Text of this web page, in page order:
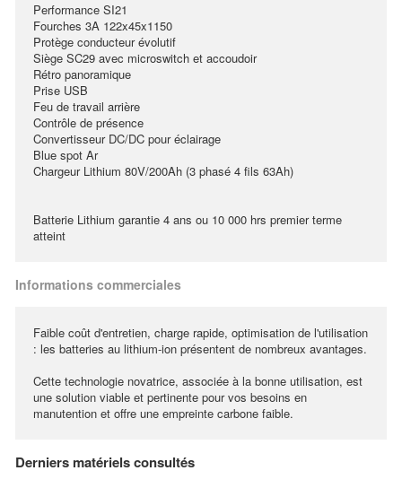
Performance SI21
Fourches 3A 122x45x1150
Protège conducteur évolutif
Siège SC29 avec microswitch et accoudoir
Rétro panoramique
Prise USB
Feu de travail arrière
Contrôle de présence
Convertisseur DC/DC pour éclairage
Blue spot Ar
Chargeur Lithium 80V/200Ah (3 phasé 4 fils 63Ah)
Batterie Lithium garantie 4 ans ou 10 000 hrs premier terme
atteint
Informations commerciales
Faible coût d'entretien, charge rapide, optimisation de l'utilisation
: les batteries au lithium-ion présentent de nombreux avantages.
Cette technologie novatrice, associée à la bonne utilisation, est
une solution viable et pertinente pour vos besoins en
manutention et offre une empreinte carbone faible.
Derniers matériels consultés